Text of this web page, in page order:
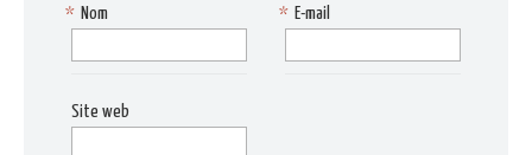
Nom
* E-mail
*
Site web